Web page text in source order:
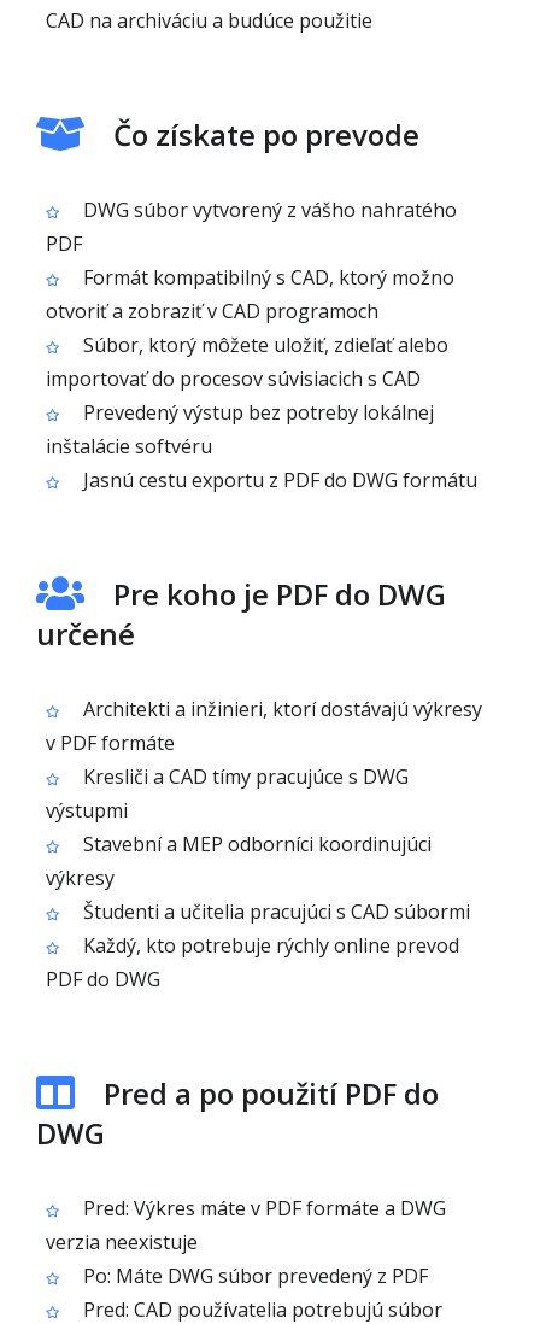
CAD na archiváciu a budúce použitie
Čo získate po prevode
DWG súbor vytvorený z vášho nahratého
PDF
Formát kompatibilný s CAD, ktorý možno
otvoriť a zobraziť v CAD programoch
Súbor, ktorý môžete uložiť, zdieľať alebo
importovať do procesov súvisiacich s CAD
Prevedený výstup bez potreby lokálnej
inštalácie softvéru
Jasnú cestu exportu z PDF do DWG formátu
Pre koho je PDF do DWG
určené
Architekti a inžinieri, ktorí dostávajú výkresy
v PDF formáte
Kresliči a CAD tímy pracujúce s DWG
výstupmi
Stavební a MEP odborníci koordinujúci
výkresy
Študenti a učitelia pracujúci s CAD súbormi
Každý, kto potrebuje rýchly online prevod
PDF do DWG
Pred a po použití PDF do
DWG
Pred: Výkres máte v PDF formáte a DWG
verzia neexistuje
Po: Máte DWG súbor prevedený z PDF
Pred: CAD používatelia potrebujú súbor